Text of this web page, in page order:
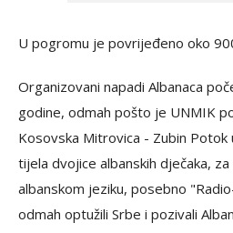
U pogromu je povrijeđeno oko
Organizovani napadi Albanaca
godine, odmah pošto je UNMIK
Kosovska Mitrovica - Zubin Potok
tijela dvojice albanskih dječaka,
albanskom jeziku, posebno
odmah optužili Srbe i pozivali